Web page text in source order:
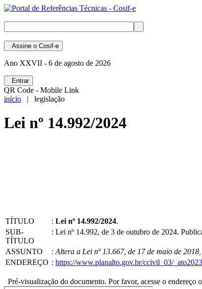
Assine o Cosif-e
Ano XXVII - 6 de agosto de 2026
Entrar
QR Code - Mobile Link
início | legislação
Lei nº 14.992/2024
TÍTULO : Lei nº 14.992/2024.
SUB-
TÍTULO
: Lei nº 14.992, de 3 de outubro de 2024.
ASSUNTO : Altera a Lei nº 13.667, de 17 de maio de
ENDEREÇO : https://www.planalto.gov.br/ccivil_03/
Pré-visualização do documento. Por favor, acesse o endereço